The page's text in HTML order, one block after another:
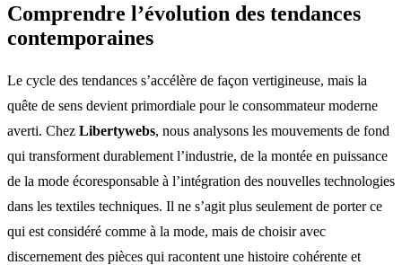
Comprendre l’évolution des tendances
contemporaines
Le cycle des tendances s’accélère de façon vertigineuse, mais la
quête de sens devient primordiale pour le consommateur moderne
averti. Chez Libertywebs, nous analysons les mouvements de fond
qui transforment durablement l’industrie, de la montée en puissance
de la mode écoresponsable à l’intégration des nouvelles technologies
dans les textiles techniques. Il ne s’agit plus seulement de porter ce
qui est considéré comme à la mode, mais de choisir avec
discernement des pièces qui racontent une histoire cohérente et